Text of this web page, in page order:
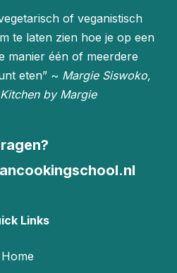
of veganistisch
te laten zien hoe je op een
manier één of meerdere
eten” ~ Margie Siswoko,
by Margie
Links
Home